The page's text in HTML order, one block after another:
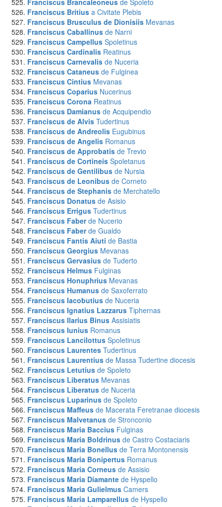
Franciscus Brancaleoneus de Spoleto
Franciscus Britius a Civitate Plebis
Franciscus Brusculus de Dionisiis Mevanas
Franciscus Caballinus de Narni
Franciscus Campellus Spoletinus
Franciscus Cardinalis Reatinus
Franciscus Carnevalis de Nuceria
Franciscus Cataneus de Fulginea
Franciscus Cintius Mevanas
Franciscus Coparius Nucerinus
Franciscus Corona Reatinus
Franciscus Damianus de Acquipendio
Franciscus de Alvis Tudertinus
Franciscus de Andreolis Eugubinus
Franciscus de Angelis Romanus
Franciscus de Approbatis de Trevio
Franciscus de Cortineis Spoletanus
Franciscus de Gentilibus de Nursia
Franciscus de Leonibus de Corneto
Franciscus de Stephanis de Merchatello
Franciscus Donatus de Asisio
Franciscus Errigus Tudertinus
Franciscus Faber de Nucerio
Franciscus Faber de Gualdo
Franciscus Fantis Aiuti de Bastia
Franciscus Georgius Mevanas
Franciscus Gervasius de Tuderto
Franciscus Helmus Fulginas
Franciscus Honuphrius Mevanas
Franciscus Humanus de Saxoferrato
Franciscus Iacobutius de Nuceria
Franciscus Ignatius Lazzarus Tiphernas
Franciscus Ilarius Binus Assisiatis
Franciscus Iunius Romanus
Franciscus Lancilottus Spoletinus
Franciscus Laurentes Tudertinus
Franciscus Laurentius de Massa Tudertine diocesis
Franciscus Letutius de Spoleto
Franciscus Liberatus Mevanas
Franciscus Liberatus de Nuceria
Franciscus Luparinus de Spoleto
Franciscus Maffeus de Macerata Feretranae diocesis
Franciscus Malvetanus de Stronconio
Franciscus Maria Baccius Fulginas
Franciscus Maria Boldrinus de Castro Costaciaris
Franciscus Maria Bonellus de Terra Montonensis
Franciscus Maria Bonipertus Romanus
Franciscus Maria Corneus de Assisio
Franciscus Maria Diamante de Hyspello
Franciscus Maria Gulielmus Camers
Franciscus Maria Lamparellus de Hyspello